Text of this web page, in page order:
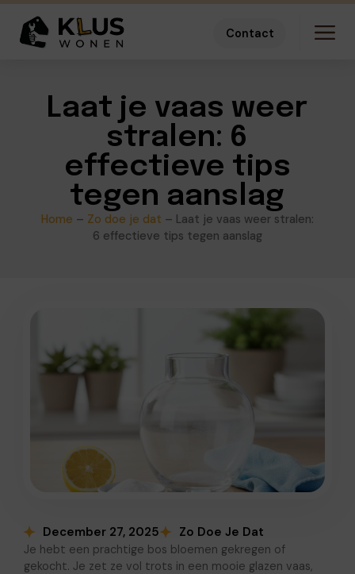
Contact
Laat je vaas weer
stralen: 6
effectieve tips
tegen aanslag
Home – Zo doe je dat – Laat je vaas weer stralen:
6 effectieve tips tegen aanslag
December 27, 2025 Zo Doe Je Dat
Je hebt een prachtige bos bloemen gekregen of
gekocht. Je zet ze vol trots in een mooie glazen vaas,